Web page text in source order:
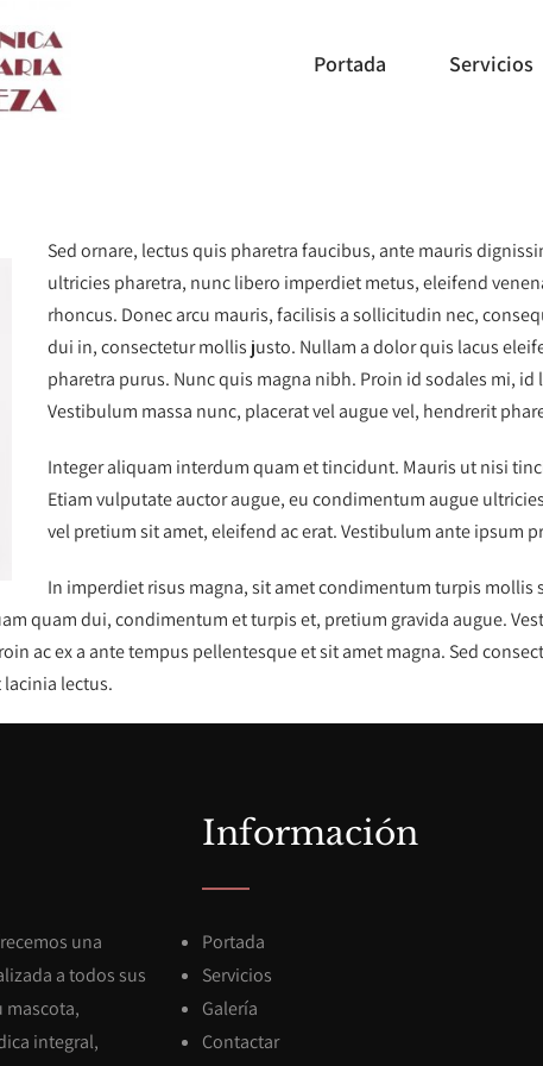
Portada Servicios
Sed ornare, lectus quis pharetra faucibus, ante mauris
ultricies pharetra, nunc libero imperdiet metus, eleifend
rhoncus. Donec arcu mauris, facilisis a sollicitudin nec,
dui in, consectetur mollis justo. Nullam a dolor quis lacus
pharetra purus. Nunc quis magna nibh. Proin id sodales mi,
Vestibulum massa nunc, placerat vel augue vel, hendrerit
Integer aliquam interdum quam et tincidunt. Mauris ut nisi
Etiam vulputate auctor augue, eu condimentum augue
vel pretium sit amet, eleifend ac erat. Vestibulum ante ipsum
In imperdiet risus magna, sit amet condimentum turpis
quam dui, condimentum et turpis et, pretium gravida augue.
ac ex a ante tempus pellentesque et sit amet magna. Sed
lectus.
una
a todos sus
mascota,
integral,
Información
Portada
Servicios
Galería
Contactar